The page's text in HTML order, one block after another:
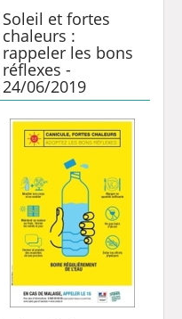
Soleil et fortes
chaleurs :
rappeler les bons
réflexes -
24/06/2019